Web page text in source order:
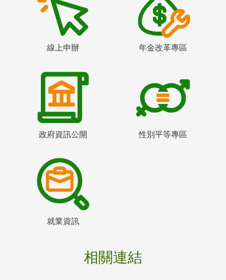
線上申辦 年金改革專區
政府資訊公開 性別平等專區
就業資訊
相關連結